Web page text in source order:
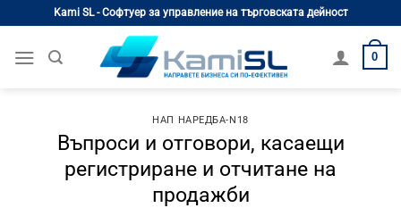
content
Kami SL - Софтуер за управление на търговската дейност
0
НАП НАРЕДБА-N18
Въпроси и отговори, касаещи
регистриране и отчитане на
продажби